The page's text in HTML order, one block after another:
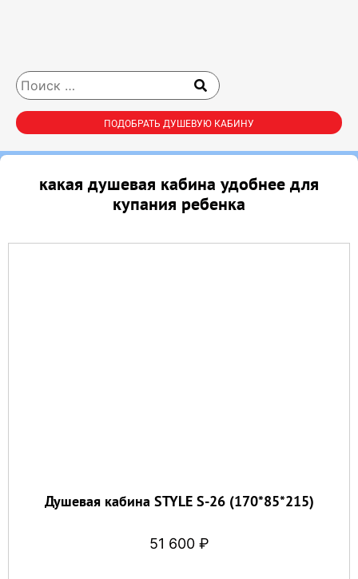
ПОДОБРАТЬ ДУШЕВУЮ КАБИНУ
какая душевая кабина удобнее для
купания ребенка
Душевая кабина STYLE S-26 (170*85*215)
51 600 ₽